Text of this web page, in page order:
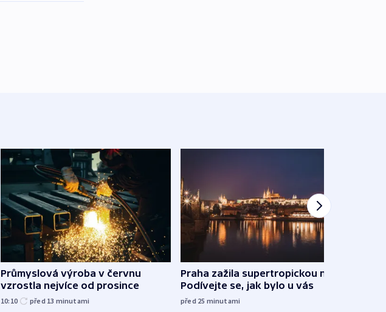
Průmyslová výroba v červnu
vzrostla nejvíce od prosince
10:10 před 13 minutami
Praha zažila supertropickou noc.
Podívejte se, jak bylo u vás
před 25 minutami